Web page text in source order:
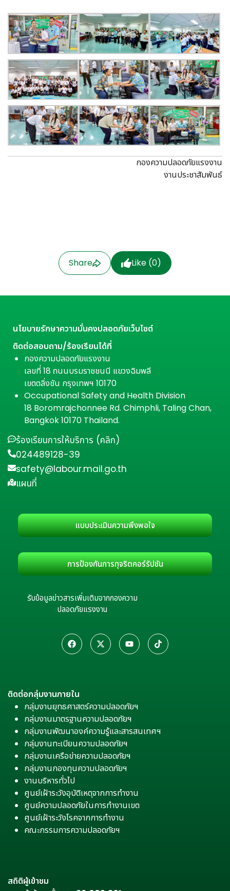
กองความปลอดภัยแรงงาน
งานประชาสัมพันธ์
Share Like (0)
นโยบายรักษาความมั่นคงปลอดภัยเว็บไซต์
ติดต่อสอบถาม/ร้องเรียนได้ที่
กองความปลอดภัยแรงงาน
เลขที่ 18 ถนนบรมราชชนนี แขวงฉิมพลี
เขตตลิ่งชัน กรุงเทพฯ 10170
Occupational Safety and Health Division
18 Boromrajchonnee Rd. Chimphli, Taling Chan,
Bangkok 10170 Thailand.
ร้องเรียนการให้บริการ (คลิก)
024489128-39
safety@labour.mail.go.th
แผนที่
แบบประเมินความพึงพอใจ
การป้องกันการทุจริตคอร์รัปชัน
รับข้อมูลข่าวสารเพิ่มเติมจากกองความ
ปลอดภัยแรงงาน
ติดต่อกลุ่มงานภายใน
กลุ่มงานยุทธศาสตร์ความปลอดภัยฯ
กลุ่มงานมาตรฐานความปลอดภัยฯ
กลุ่มงานพัฒนาองค์ความรู้และสารสนเทศฯ
กลุ่มงานทะเบียนความปลอดภัยฯ
กลุ่มงานเครือข่ายความปลอดภัยฯ
กลุ่มงานกองทุนความปลอดภัยฯ
งานบริหารทั่วไป
ศูนย์เฝ้าระวังอุบัติเหตุจากการทำงาน
ศูนย์ความปลอดภัยในการทำงานเขต
ศูนย์เฝ้าระวังโรคจากการทำงาน
คณะกรรมการความปลอดภัยฯ
สถิติผู้เข้าชม